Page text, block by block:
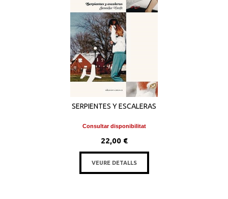
SERPIENTES Y ESCALERAS
Consultar disponibilitat
22,00 €
VEURE DETALLS